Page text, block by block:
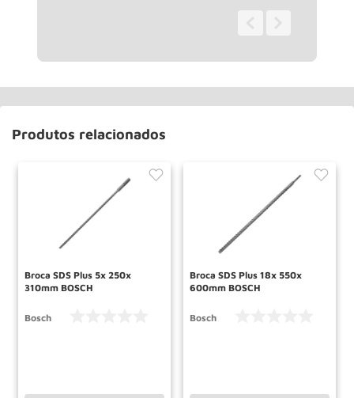
Produtos relacionados
Broca SDS Plus 5x 250x
310mm BOSCH
Bosch
Broca SDS Plus 18x 550x
600mm BOSCH
Bosch